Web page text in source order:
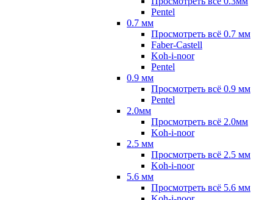
Pentel
0.7 мм
Просмотреть всё 0.7 мм
Faber-Castell
Koh-i-noor
Pentel
0.9 мм
Просмотреть всё 0.9 мм
Pentel
2.0мм
Просмотреть всё 2.0мм
Koh-i-noor
2.5 мм
Просмотреть всё 2.5 мм
Koh-i-noor
5.6 мм
Просмотреть всё 5.6 мм